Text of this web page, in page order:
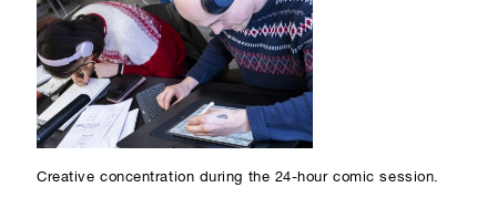
Creative concentration during the 24-hour comic session.